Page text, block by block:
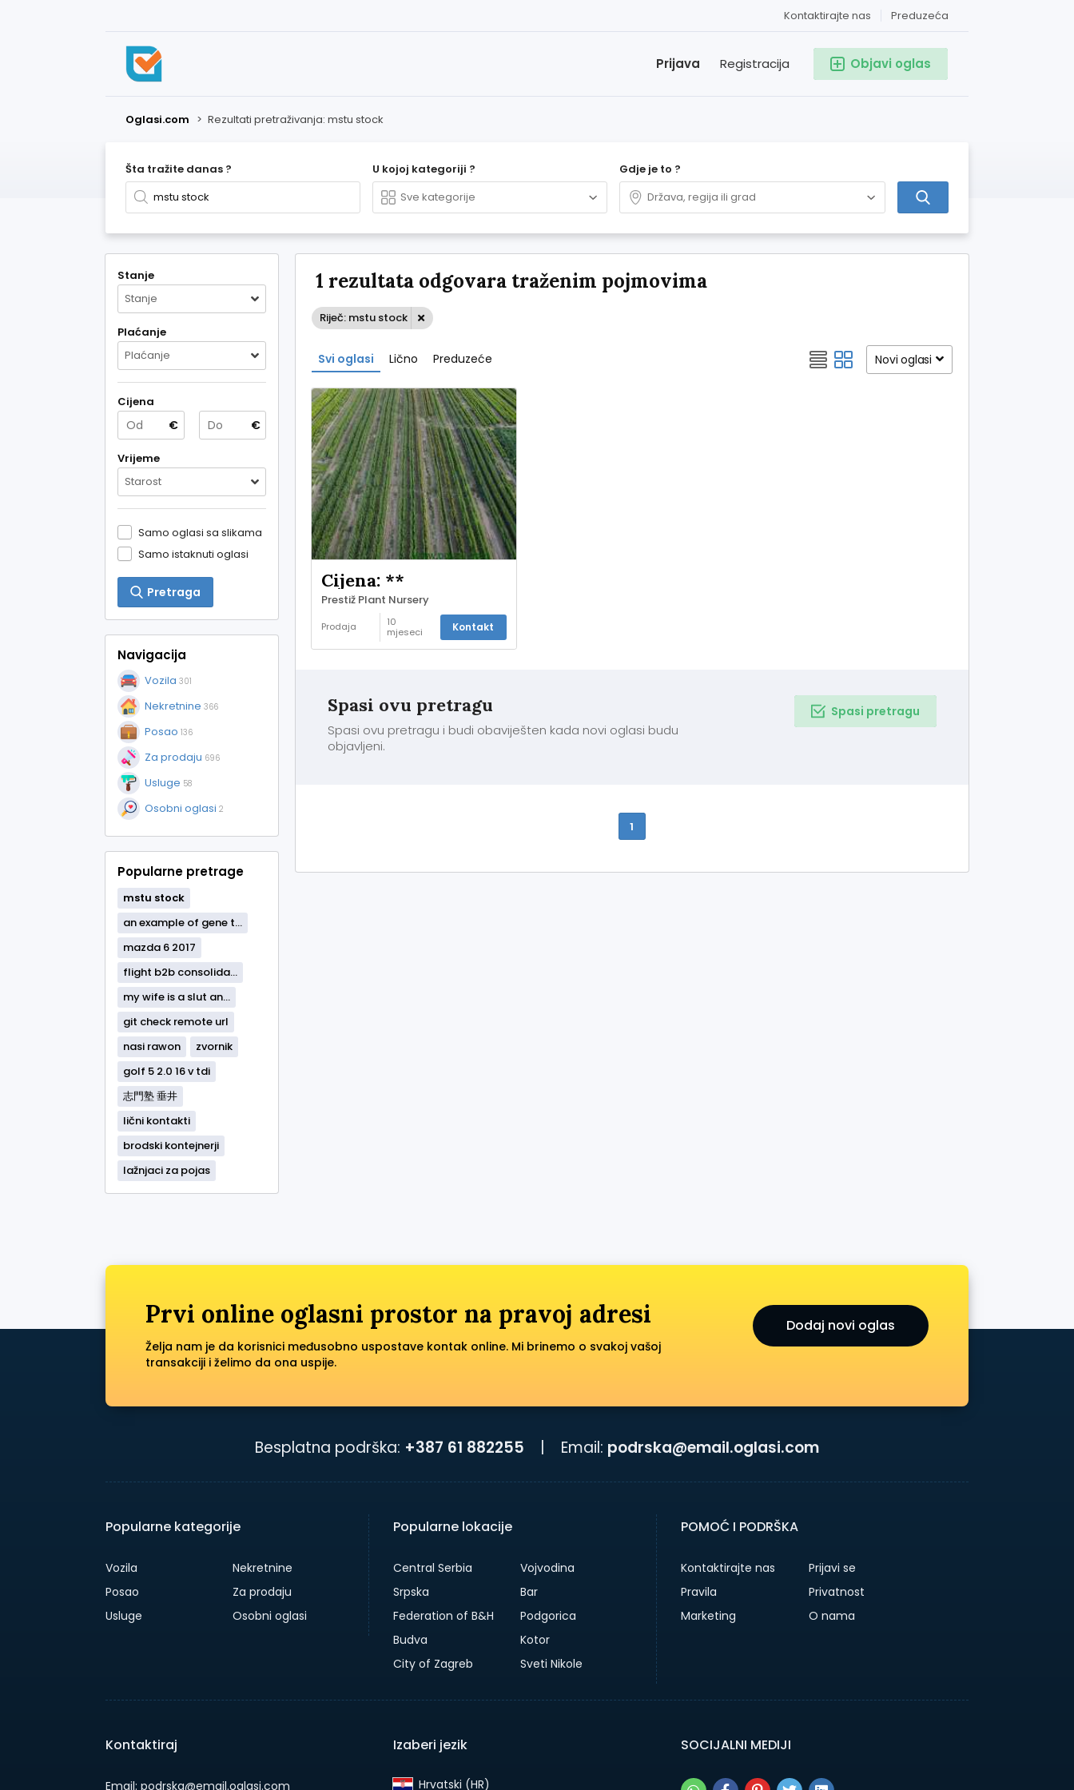
Preduzeća
Kontaktirajte nas
Objavi oglas
Registracija
Prijava
Oglasi.com > Rezultati pretraživanja: mstu stock
Šta tražite danas ? U kojoj kategoriji ? Gdje je to ?
Stanje
Stanje
Plaćanje
Plaćanje
Cijena
€ €
Vrijeme
Starost
Samo oglasi sa slikama
Samo istaknuti oglasi
Pretraga
Navigacija
Vozila 301
Nekretnine 366
Posao 136
Za prodaju 696
Usluge 58
Osobni oglasi 2
Popularne pretrage
mstu stock
an example of gene t...
mazda 6 2017
flight b2b consolida...
my wife is a slut an...
git check remote url
nasi rawon
zvornik
golf 5 2.0 16 v tdi
志門塾 垂井
lični kontakti
brodski kontejnerji
lažnjaci za pojas
1 rezultata odgovara traženim pojmovima
Riječ: mstu stock
Svi oglasi Lično Preduzeće Novi oglasi
Cijena: **
Prestiž Plant Nursery
Prodaja
10
mjeseci
Kontakt
Spasi ovu pretragu
Spasi ovu pretragu i budi obaviješten kada novi oglasi budu
objavljeni.
Spasi pretragu
1
Prvi online oglasni prostor na pravoj adresi
Želja nam je da korisnici međusobno uspostave kontak online. Mi brinemo o svakoj vašoj
transakciji i želimo da ona uspije.
Dodaj novi oglas
Besplatna podrška: +387 61 882255 Email: podrska@email.oglasi.com
Popularne kategorije
Vozila
Nekretnine
Posao
Za prodaju
Usluge
Osobni oglasi
Popularne lokacije
Central Serbia
Vojvodina
Srpska
Bar
Federation of B&H
Podgorica
Budva
Kotor
City of Zagreb
Sveti Nikole
POMOĆ I PODRŠKA
Kontaktirajte nas
Prijavi se
Pravila
Privatnost
Marketing
O nama
Kontaktiraj
Email: podrska@email.oglasi.com
Izaberi jezik
Hrvatski (HR)‎
SOCIJALNI MEDIJI